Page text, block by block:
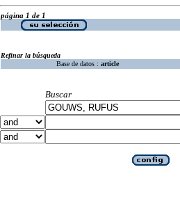
página 1 de 1
Refinar la búsqueda
Base de datos : article
Buscar